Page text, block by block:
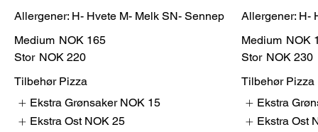
Allergener: H- Hvete M- Melk SN- Sennep
Medium NOK 165
Stor NOK 220
Tilbehør Pizza
Ekstra Grønsaker NOK 15
Ekstra Ost NOK 25
Allergener: H-
Medium NOK
Stor NOK 230
Tilbehør Pizza
Ekstra
Ekstra Ost